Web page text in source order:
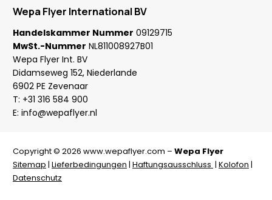
Wepa Flyer International BV
Handelskammer Nummer 09129715
MwSt.-Nummer NL811008927B01
Wepa Flyer Int. BV
Didamseweg 152, Niederlande
6902 PE Zevenaar
T: +31 316 584 900
E: info@wepaflyer.nl
Copyright © 2026 www.wepaflyer.com – Wepa Flyer
Sitemap | Lieferbedingungen | Haftungsausschluss | Kolofon |
Datenschutz